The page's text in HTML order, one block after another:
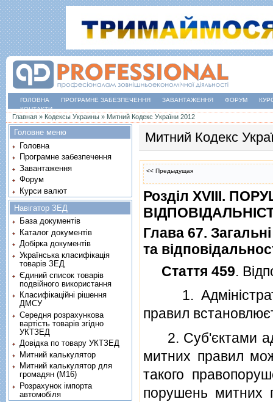
ГОЛОВНА ПРОГРАМНЕ ЗАБЕЗПЕЧЕННЯ ЗАВАНТАЖЕННЯ ФОРУМ
КОНТАКТИ
Ви є тут
Главная » Кодексы Украины » Митний Кодекс України 2012
Митний Кодекс
<< Предыдущая
Роздiл XVIII.
Глава 67.
та
Стаття 459.
1.
правил
2. Суб'єктами
митних правил
такого
порушень митних
Головне меню
Головна
Програмне забезпечення
Завантаження
Форум
Курси валют
Навігатор ЗЕД
База документів
Каталог документів
Добірка документів
Українська класифікація
товарів ЗЕД
Єдиний список товарів
подвійного використання
Класифікаційні рішення
ДМСУ
Середня розрахункова
вартість товарів згідно
УКТЗЕД
Довідка по товару УКТЗЕД
Митний калькулятор
Митний калькулятор для
громадян (М16)
Розрахунок імпорта
автомобіля